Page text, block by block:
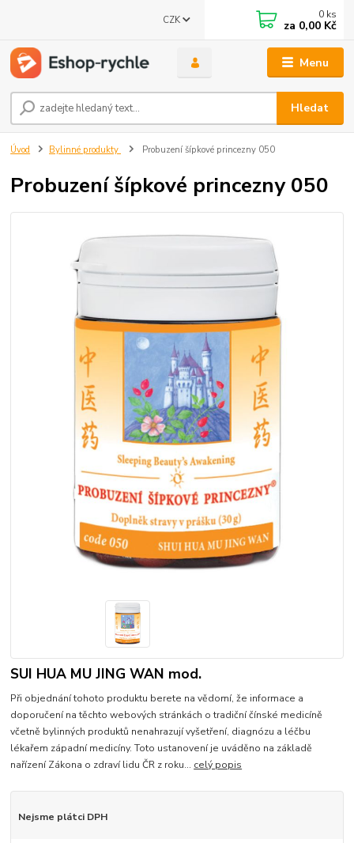
Menu
CZK
Hledat
0 ks
za 0,00 Kč
Úvod Bylinné produkty Probuzení šípkové princezny 050
Probuzení šípkové princezny 050
SUI HUA MU JING WAN mod.
Při objednání tohoto produktu berete na vědomí, že informace a
doporučení na těchto webových stránkách o tradiční čínské medicíně
včetně bylinných produktů nenahrazují vyšetření, diagnózu a léčbu
lékařem západní medicíny. Toto ustanovení je uváděno na základě
nařízení Zákona o zdraví lidu ČR z roku... celý popis
Nejsme plátci DPH